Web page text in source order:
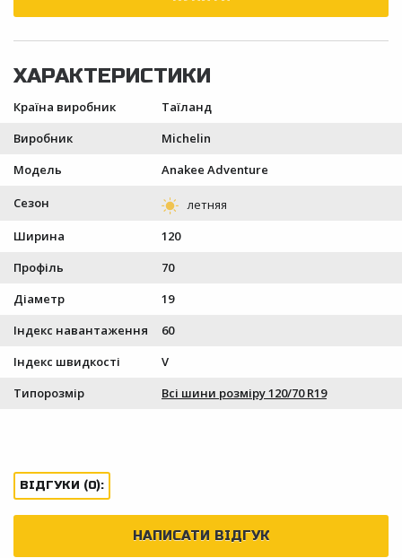
Країна виробник
Таїланд
Виробник
Michelin
Модель
Anakee Adventure
Сезон
Ширина
120
Профіль
70
Діаметр
19
Індекс навантаження
60
Індекс швидкості
V
Типорозмір
Всі шини розміру 120/70 R19
ВІДГУКИ (0):
НАПИСАТИ ВІДГУК